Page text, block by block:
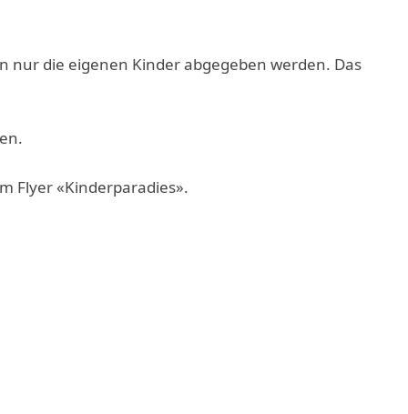
nur die eigenen Kinder abgegeben werden. Das
Flyer «Kinderparadies».